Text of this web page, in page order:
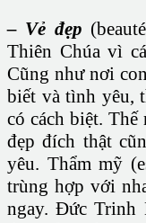
– Vẻ đẹp
Thiên Chúa vì
Cũng như nơi
biết và tình yêu,
có cách biệt.
đẹp đích thật
yêu. Thẩm mỹ
trùng hợp với
ngay. Đức Trinh